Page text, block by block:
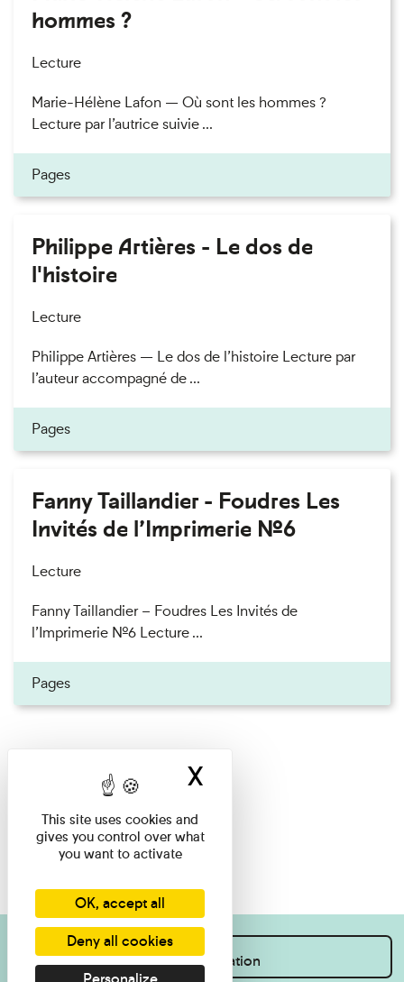
hommes ?
Lecture
Marie-Hélène Lafon — Où sont les hommes ?
Lecture par l’autrice suivie ...
Pages
Philippe Artières - Le dos de
l'histoire
Lecture
Philippe Artières — Le dos de l’histoire Lecture par
l’auteur accompagné de ...
Pages
Fanny Taillandier - Foudres Les
Invités de l’Imprimerie n°6
Lecture
Fanny Taillandier – Foudres Les Invités de
l’Imprimerie n°6 Lecture ...
Pages
I want information
This site uses cookies and
gives you control over what
you want to activate
OK, accept all
Deny all cookies
X